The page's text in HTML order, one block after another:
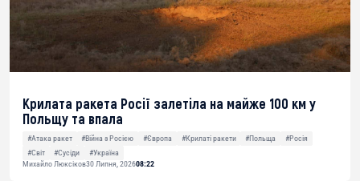
Крилата ракета Росії залетіла на майже 100 км у
Польщу та впала
#Атака ракет #Війна з Росією #Європа #Крилаті ракети #Польща
#Росія
#Світ
#Сусіди
#Україна
Михайло Люксіков30 Липня, 202608:22